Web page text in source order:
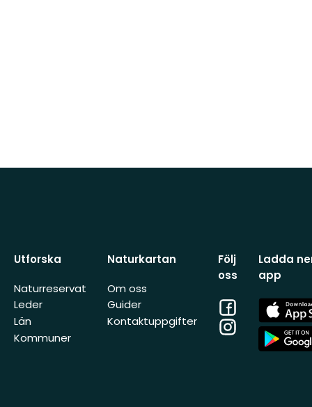
Utforska
Naturreservat
Leder
Län
Kommuner
Naturkartan
Om oss
Guider
Kontaktuppgifter
Följ
oss
Facebook
Instagram
Ladda
app
App
Store
App
Store